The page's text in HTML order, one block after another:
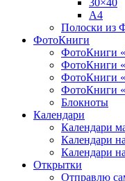
A4
Полоски из
ФотоКниги
ФотоКниги
ФотоКниги
ФотоКниги
ФотоКниги
Блокноты
Календари
Календари
Календари
Календари
Открытки
Отправлю